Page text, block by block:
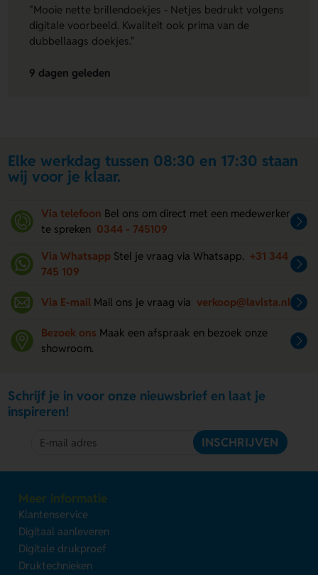
"Mooie nette brillendoekjes - Netjes bedrukt volgens
digitale voorbeeld. Kwaliteit ook prima van de
dubbellaags doekjes."
9 dagen geleden
Elke werkdag tussen 08:30 en 17:30 staan
wij voor je klaar.
Via telefoon Bel ons om direct met een medewerker
te spreken 0344 - 745109
Via Whatsapp Stel je vraag via Whatsapp. +31 344
745 109
Via E-mail Mail ons je vraag via verkoop@lavista.nl
Bezoek ons Maak een afspraak en bezoek onze
showroom.
Schrijf je in voor onze nieuwsbrief en laat je
inspireren!
INSCHRIJVEN
Meer informatie
Klantenservice
Digitaal aanleveren
Digitale drukproef
Druktechnieken